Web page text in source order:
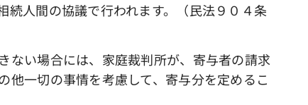
人間の協議で行われます。（民法９０４条
い場合には、家庭裁判所が、寄与者の請求
他一切の事情を考慮して、寄与分を定めるこ